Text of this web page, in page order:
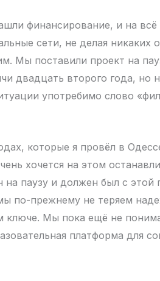
финансирование, и на всё
сети, не делая никаких
Мы поставили проект на
двадцать второго года, но
употребимо слово
которые я провёл в
хочется на этом
паузу и должен был с этой
по-прежнему не теряем
ключе. Мы пока ещё не
платформа для